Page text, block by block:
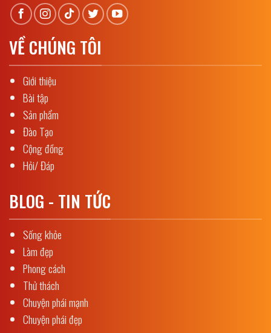
VỀ CHÚNG TÔI
Giới thiệu
Bài tập
Sản phẩm
Đào Tạo
Cộng đồng
Hỏi/ Đáp
BLOG - TIN TỨC
Sống khỏe
Làm đẹp
Phong cách
Thử thách
Chuyện phái mạnh
Chuyện phái đẹp